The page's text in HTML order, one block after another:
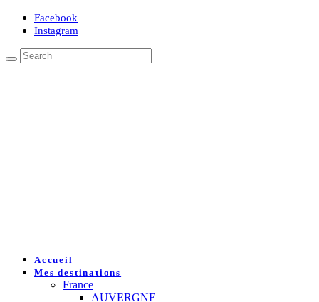
Facebook
Instagram
Accueil
Mes destinations
France
AUVERGNE